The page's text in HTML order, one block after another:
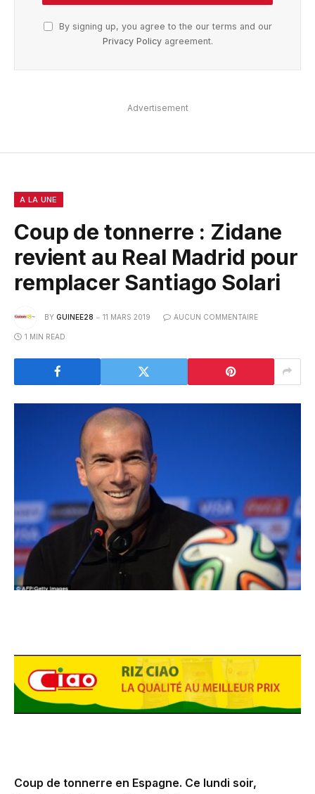
By signing up, you agree to the our terms and our
Privacy Policyagreement.
Advertisement
A LA UNE
Coup de tonnerre : Zidane
revient au Real Madrid pour
remplacer Santiago Solari
BY GUINEE28 11 MARS 2019 AUCUN COMMENTAIRE
1 MIN READ
Coup de tonnerre en Espagne. Ce lundi soir,